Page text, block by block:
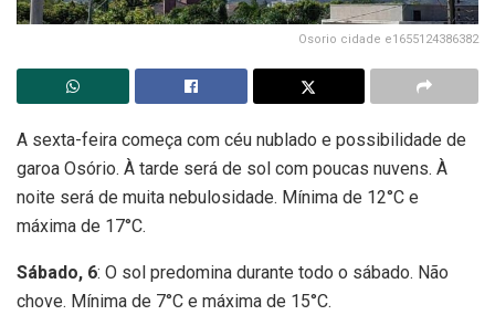
Osorio cidade e1655124386382
A sexta-feira começa com céu nublado e possibilidade de
garoa Osório. À tarde será de sol com poucas nuvens. À
noite será de muita nebulosidade. Mínima de 12°C e
máxima de 17°C.
Sábado, 6: O sol predomina durante todo o sábado. Não
chove. Mínima de 7°C e máxima de 15°C.